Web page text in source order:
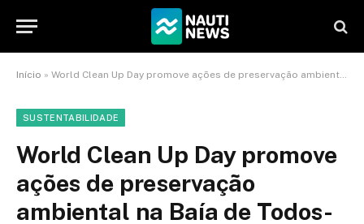
Início » World Clean Up Day promove ações de preservação ambiental na Baía de Todos-os-Santos e interior da Bahia
SUSTENTABILIDADE
World Clean Up Day promove
ações de preservação
ambiental na Baía de Todos-